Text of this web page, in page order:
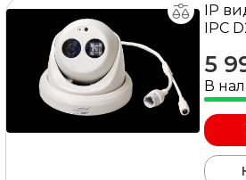
IP
IPC
5
В